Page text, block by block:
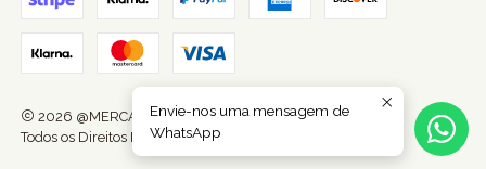
2026 @MERCADORA172.
Todos os Direitos Reservados. Com tecnologia Jumpseller
Envie-nos uma mensagem de
WhatsApp